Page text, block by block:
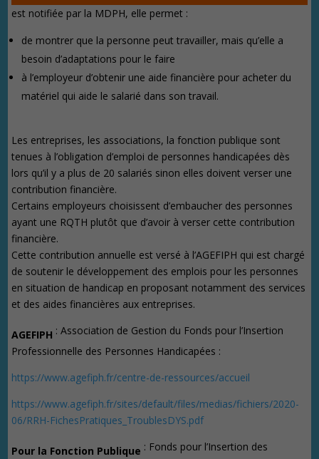
est notifiée par la MDPH, elle permet :
de montrer que la personne peut travailler, mais qu’elle a
besoin d’adaptations pour le faire
à l’employeur d’obtenir une aide financière pour acheter du
matériel qui aide le salarié dans son travail.
Les entreprises, les associations, la fonction publique sont
tenues à l’obligation d’emploi de personnes handicapées dès
lors qu’il y a plus de 20 salariés sinon elles doivent verser une
contribution financière.
Certains employeurs choisissent d’embaucher des personnes
ayant une RQTH plutôt que d’avoir à verser cette contribution
financière.
Cette contribution annuelle est versé à l’AGEFIPH qui est chargé
de soutenir le développement des emplois pour les personnes
en situation de handicap en proposant notamment des services
et des aides financières aux entreprises.
AGEFIPH : Association de Gestion du Fonds pour l’Insertion
Professionnelle des Personnes Handicapées :
https://www.agefiph.fr/centre-de-ressources/accueil
https://www.agefiph.fr/sites/default/files/medias/fichiers/2020-
06/RRH-FichesPratiques_TroublesDYS.pdf
Pour la Fonction Publique : Fonds pour l’Insertion des